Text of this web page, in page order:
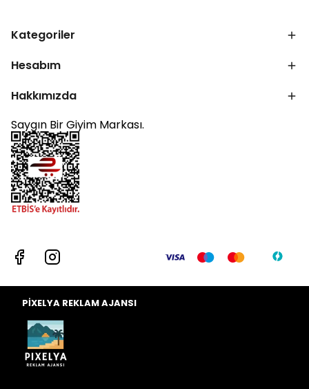
Kategoriler
Hesabım
Hakkımızda
Saygın Bir Giyim Markası.
PİXELYA REKLAM AJANSI